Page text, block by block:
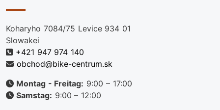
Koharyho 7084/75 Levice 934 01
Slowakei
+421 947 974 140
obchod@bike-centrum.sk
Montag - Freitag: 9:00 – 17:00
Samstag: 9:00 – 12:00